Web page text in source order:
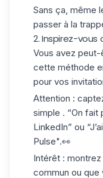
Sans ça, même
passer à la
2. Inspirez-vous
Vous avez
cette méthode
pour vos
Attention :
simple . “On fait
LinkedIn” ou
Pulse".👀
Intérêt :
commun ou que